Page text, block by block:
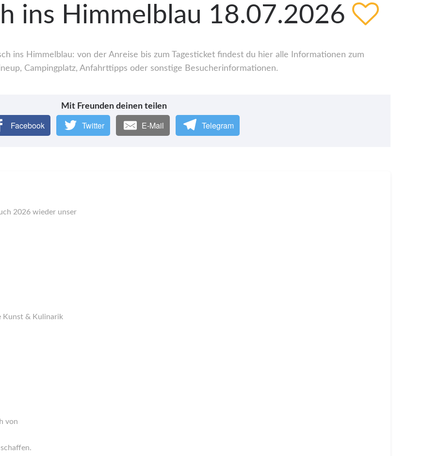
ins Himmelblau 18.07.2026
ins Himmelblau: von der Anreise bis zum Tagesticket findest du hier alle Informationen zum
Campingplatz, Anfahrttipps oder sonstige Besucherinformationen.
Mit Freunden deinen teilen
Facebook Twitter E-Mail Telegram
2026 wieder unser
Kunst & Kulinarik
von